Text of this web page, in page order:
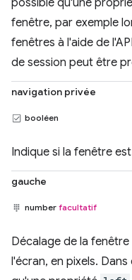
possible qu'une
fenêtre, par exemple
fenêtres à l'aide de l'API
de session peut être
navigation privée
booléen
Indique si la fenêtre
gauche
number facultatif
Décalage de la
l'écran, en pixels.